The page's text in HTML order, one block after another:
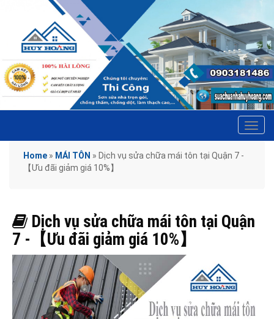
Home » MÁI TÔN » Dịch vụ sửa chữa mái tôn tại Quận 7 -
【Ưu đãi giảm giá 10%】
Dịch vụ sửa chữa mái tôn tại Quận
7 -【Ưu đãi giảm giá 10%】